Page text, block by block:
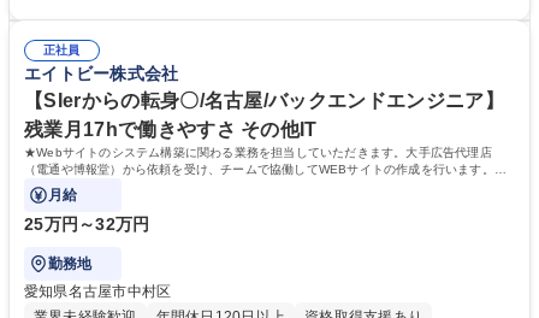
制作期間は3～4ヶ月ほどになります。※変更の範囲：なし 募集職種 【名
古屋/WEBディレクター】未経験歓迎★WEB業界にチャレンジしたい方歓
迎！
ケーションもキーです。 ≪採用の背景≫エイトビーは現在順調に業績を伸
ばし、事業を急速に拡大中！新技術やトレンドを取り入れながら、業界を
リードするWEB制作会社を目指しています。 学歴・資格 学歴：大学院 大
学 高専 短大 専修学校 高校 語学力： 資格：
正社員
エイトビー株式会社
【SIerからの転身〇/名古屋/バックエンドエンジニア】
残業月17hで働きやすさ その他IT
★Webサイトのシステム構築に関わる業務を担当していただきます。大手広告代理店
（電通や博報堂）から依頼を受け、チームで協働してWEBサイトの作成を行います。社
内SEとして社内システムの構築もお任せします◎
月給
25万円～32万円
勤務地
愛知県名古屋市中村区